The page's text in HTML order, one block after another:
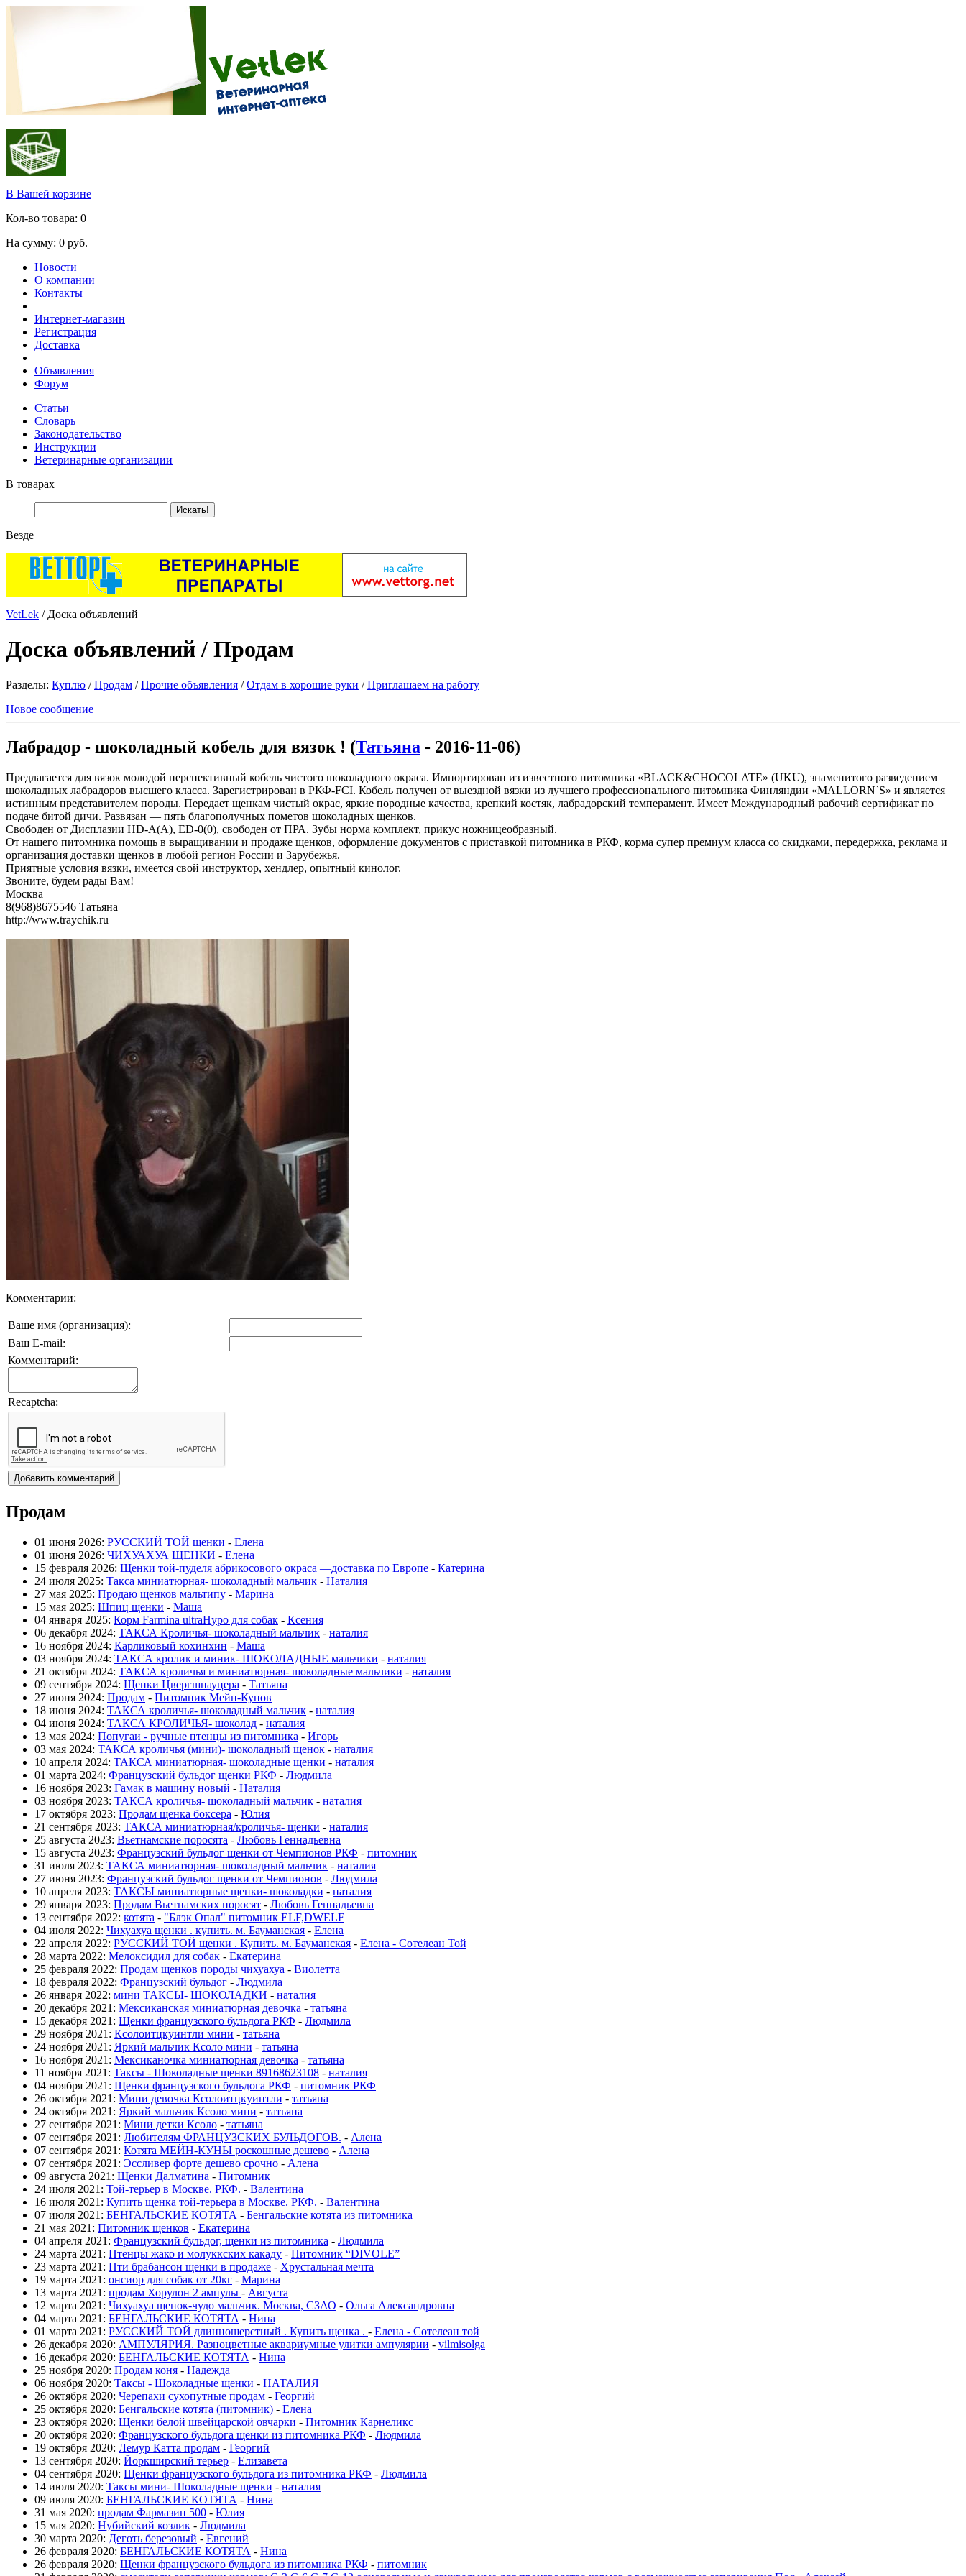
В Вашей корзине
Кол-во товара: 0
На сумму: 0 руб.
Новости
О компании
Контакты
Интернет-магазин
Регистрация
Доставка
Объявления
Форум
Статьи
Словарь
Законодательство
Инструкции
Ветеринарные организации
В товарах
Везде
VetLek / Доска объявлений
Доска объявлений / Продам
Разделы: Куплю /Продам /Прочие объявления /Отдам в хорошие руки /Приглашаем на работу
Новое сообщение
Лабрадор - шоколадный кобель для вязок ! (Татьяна - 2016-11-06)
Предлагается для вязок молодой перспективный кобель чистого шоколадного окраса. Импортирован из известного питомника «BLACK&CHOCOLATE» (UKU), знаменитого разведением
шоколадных лабрадоров высшего класса. Зарегистрирован в РКФ-FCI. Кобель получен от выездной вязки из лучшего профессионального питомника Финляндии «MALLORN`S» и является
истинным представителем породы. Передает щенкам чистый окрас, яркие породные качества, крепкий костяк, лабрадорский темперамент. Имеет Международный рабочий сертификат по
подаче битой дичи. Развязан — пять благополучных пометов шоколадных щенков.
Свободен от Дисплазии HD-A(А), ED-0(0), свободен от ПРА. Зубы норма комплект, прикус ножницеобразный.
От нашего питомника помощь в выращивании и продаже щенков, оформление документов с приставкой питомника в РКФ, корма супер премиум класса со скидками, передержка, реклама и
организация доставки щенков в любой регион России и Зарубежья.
Приятные условия вязки, имеется свой инструктор, хендлер, опытный кинолог.
Звоните, будем рады Вам!
Москва
8(968)8675546 Татьяна
http://www.traychik.ru
Комментарии:
Ваше имя (организация):
Ваш E-mail:
Комментарий:
Recaptcha:
Продам
01 июня 2026: РУССКИЙ ТОЙ щенки - Елена
01 июня 2026: ЧИХУАХУА ЩЕНКИ - Елена
15 февраля 2026: Щенки той-пуделя абрикосового окраса —доставка по Европе - Катерина
24 июля 2025: Такса миниатюрная- шоколадный мальчик - Наталия
27 мая 2025: Продаю щенков мальтипу - Марина
15 мая 2025: Шпиц щенки - Маша
04 января 2025: Корм Farmina ultraHypo для собак - Ксения
06 декабря 2024: ТАКСА Кроличья- шоколадный мальчик - наталия
16 ноября 2024: Карликовый кохинхин - Маша
03 ноября 2024: ТАКСА кролик и миник- ШОКОЛАДНЫЕ мальчики - наталия
21 октября 2024: ТАКСА кроличья и миниатюрная- шоколадные мальчики - наталия
09 сентября 2024: Щенки Цвергшнауцера - Татьяна
27 июня 2024: Продам - Питомник Мейн-Кунов
18 июня 2024: ТАКСА кроличья- шоколадный мальчик - наталия
04 июня 2024: ТАКСА КРОЛИЧЬЯ- шоколад - наталия
13 мая 2024: Попугаи - ручные птенцы из питомника - Игорь
03 мая 2024: ТАКСА кроличья (мини)- шоколадный щенок - наталия
10 апреля 2024: ТАКСА миниатюрная- шоколадные щенки - наталия
01 марта 2024: Французский бульдог щенки РКФ - Людмила
16 ноября 2023: Гамак в машину новый - Наталия
03 ноября 2023: ТАКСА кроличья- шоколадный мальчик - наталия
17 октября 2023: Продам щенка боксера - Юлия
21 сентября 2023: ТАКСА миниатюрная/кроличья- щенки - наталия
25 августа 2023: Вьетнамские поросята - Любовь Геннадьевна
15 августа 2023: Французский бульдог щенки от Чемпионов РКФ - питомник
31 июля 2023: ТАКСА миниатюрная- шоколадный мальчик - наталия
27 июня 2023: Французский бульдог щенки от Чемпионов - Людмила
10 апреля 2023: ТАКСЫ миниатюрные щенки- шоколадки - наталия
29 января 2023: Продам Вьетнамских поросят - Любовь Геннадьевна
13 сентября 2022: котята - "Блэк Опал" питомник ELF,DWELF
04 июля 2022: Чихуахуа щенки . купить. м. Бауманская - Елена
22 апреля 2022: РУССКИЙ ТОЙ щенки . Купить. м. Бауманская - Елена - Сотелеан Той
28 марта 2022: Мелоксидил для собак - Екатерина
25 февраля 2022: Продам щенков породы чихуахуа - Виолетта
18 февраля 2022: Французский бульдог - Людмила
26 января 2022: мини ТАКСЫ- ШОКОЛАДКИ - наталия
20 декабря 2021: Мексиканская миниатюрная девочка - татьяна
15 декабря 2021: Щенки французского бульдога РКФ - Людмила
29 ноября 2021: Ксолоитцкуинтли мини - татьяна
24 ноября 2021: Яркий мальчик Ксоло мини - татьяна
16 ноября 2021: Мексиканочка миниатюрная девочка - татьяна
11 ноября 2021: Таксы - Шоколадные щенки 89168623108 - наталия
04 ноября 2021: Щенки французского бульдога РКФ - питомник РКФ
26 октября 2021: Мини девочка Ксолоитцкуинтли - татьяна
24 октября 2021: Яркий мальчик Ксоло мини - татьяна
27 сентября 2021: Мини детки Ксоло - татьяна
07 сентября 2021: Любителям ФРАНЦУЗСКИХ БУЛЬДОГОВ. - Алена
07 сентября 2021: Котята МЕЙН-КУНЫ роскошные дешево - Алена
07 сентября 2021: Эссливер форте дешево срочно - Алена
09 августа 2021: Щенки Далматина - Питомник
24 июля 2021: Той-терьер в Москве. РКФ. - Валентина
16 июля 2021: Купить щенка той-терьера в Москве. РКФ. - Валентина
07 июля 2021: БЕНГАЛЬСКИЕ КОТЯТА - Бенгальские котята из питомника
21 мая 2021: Питомник щенков - Екатерина
04 апреля 2021: Французский бульдог, щенки из питомника - Людмила
24 марта 2021: Птенцы жако и молуккских какаду - Питомник “DIVOLE”
23 марта 2021: Пти брабансон щенки в продаже - Хрустальная мечта
19 марта 2021: онсиор для собак от 20кг - Марина
13 марта 2021: продам Хорулон 2 ампулы - Августа
12 марта 2021: Чихуахуа щенок-чудо мальчик. Москва, СЗАО - Ольга Александровна
04 марта 2021: БЕНГАЛЬСКИЕ КОТЯТА - Нина
01 марта 2021: РУССКИЙ ТОЙ длинношерстный . Купить щенка . - Елена - Сотелеан той
26 декабря 2020: АМПУЛЯРИЯ. Разноцветные аквариумные улитки ампулярии - vilmisolga
16 декабря 2020: БЕНГАЛЬСКИЕ КОТЯТА - Нина
25 ноября 2020: Продам коня - Надежда
06 ноября 2020: Таксы - Шоколадные щенки - НАТАЛИЯ
26 октября 2020: Черепахи сухопутные продам - Георгий
25 октября 2020: Бенгальские котята (питомник) - Елена
23 октября 2020: Щенки белой швейцарской овчарки - Питомник Карнеликс
20 октября 2020: Французского бульдога щенки из питомника РКФ - Людмила
19 октября 2020: Лемур Катта продам - Георгий
13 сентября 2020: Йоркширский терьер - Елизавета
04 сентября 2020: Щенки французского бульдога из питомника РКФ - Людмила
14 июля 2020: Таксы мини- Шоколадные щенки - наталия
09 июля 2020: БЕНГАЛЬСКИЕ КОТЯТА - Нина
31 мая 2020: продам Фармазин 500 - Юлия
15 мая 2020: Нубийский козлик - Людмила
30 марта 2020: Деготь березовый - Евгений
26 февраля 2020: БЕНГАЛЬСКИЕ КОТЯТА - Нина
26 февраля 2020: Щенки французского бульдога из питомника РКФ - питомник